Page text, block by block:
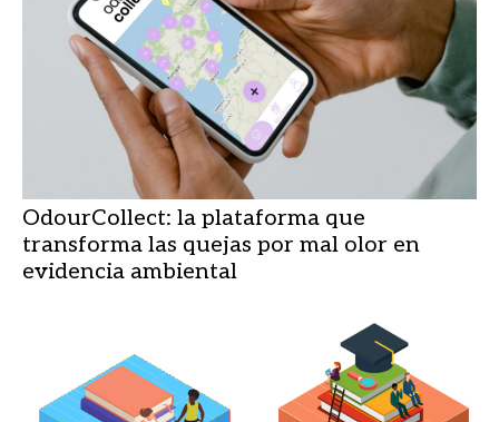
OdourCollect: la plataforma que
transforma las quejas por mal olor en
evidencia ambiental